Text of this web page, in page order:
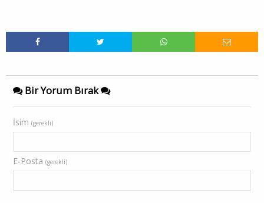
Bir Yorum Bırak
İsim (gerekli)
E-Posta (gerekli)